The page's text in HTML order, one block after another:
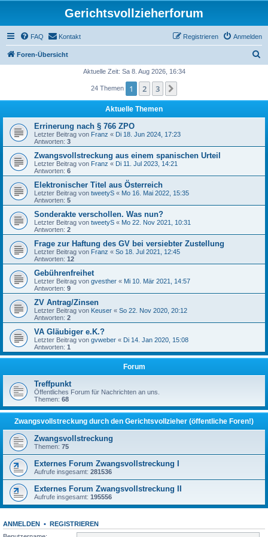
Gerichtsvollzieherforum
FAQ Kontakt Anmelden
Registrieren
Foren-Übersicht
Aktuelle Zeit: Sa 8. Aug 2026, 16:34
24 Themen 1 2 3
Aktuelle Themen
Errinerung nach § 766 ZPO
Letzter Beitrag von Franz « Di 18. Jun 2024, 17:23
Antworten: 3
Zwangsvollstreckung aus einem spanischen Urteil
Letzter Beitrag von Franz « Di 11. Jul 2023, 14:21
Antworten: 6
Elektronischer Titel aus Österreich
Letzter Beitrag von tweetyS « Mo 16. Mai 2022, 15:35
Antworten: 5
Sonderakte verschollen. Was nun?
Letzter Beitrag von tweetyS « Mo 22. Nov 2021, 10:31
Antworten: 2
Frage zur Haftung des GV bei versiebter Zustellung
Letzter Beitrag von Franz « So 18. Jul 2021, 12:45
Antworten: 12
Gebührenfreihet
Letzter Beitrag von gvesther « Mi 10. Mär 2021, 14:57
Antworten: 9
ZV Antrag/Zinsen
Letzter Beitrag von Keuser « So 22. Nov 2020, 20:12
Antworten: 2
VA Gläubiger e.K.?
Letzter Beitrag von gvweber « Di 14. Jan 2020, 15:08
Antworten: 1
Forum
Treffpunkt
Öffentliches Forum für Nachrichten an uns.
Themen: 68
Zwangsvollstreckung durch den Gerichtsvollzieher (öffentliche Foren!)
Zwangsvollstreckung
Themen: 75
Externes Forum Zwangsvollstreckung I
Aufrufe insgesamt: 281536
Externes Forum Zwangsvollstreckung II
Aufrufe insgesamt: 195556
ANMELDEN • REGISTRIEREN